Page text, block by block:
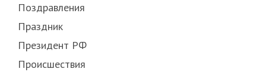
Поздравления
Праздник
Президент РФ
Происшествия